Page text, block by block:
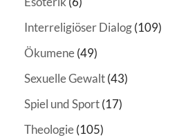
Interreligiöser Dialog(109)
Ökumene(49)
Sexuelle Gewalt(43)
Spiel und Sport(17)
Theologie(105)